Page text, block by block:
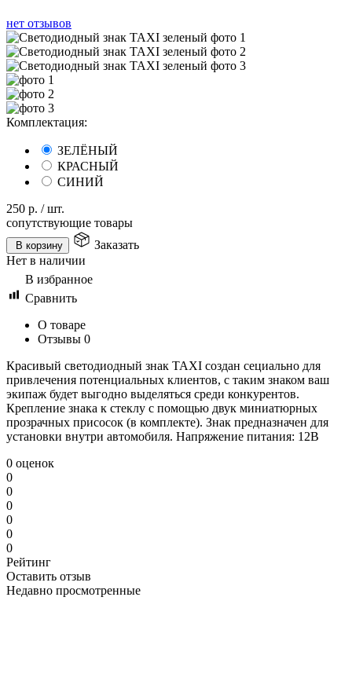
нет отзывов
Комплектация:
ЗЕЛЁНЫЙ
КРАСНЫЙ
СИНИЙ
250 р. /шт.
сопутствующие товары
В корзину
Заказать
Нет в наличии
В избранное
Сравнить
О товаре
Отзывы 0
Красивый светодиодный знак TAXI создан сециально для
привлечения потенциальных клиентов, с таким знаком ваш
экипаж будет выгодно выделяться среди конкурентов.
Крепление знака к стеклу с помощью двук миниатюрных
прозрачных присосок (в комплекте). Знак предназначен для
установки внутри автомобиля. Напряжение питания: 12В
0 оценок
0
0
0
0
0
0
Рейтинг
Оставить отзыв
Недавно просмотренные